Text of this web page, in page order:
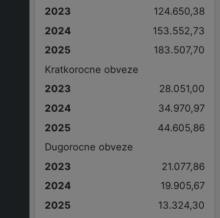
124.650,38
153.552,73
183.507,70
Kratkorocne obveze
28.051,00
34.970,97
44.605,86
Dugorocne obveze
21.077,86
19.905,67
13.324,30